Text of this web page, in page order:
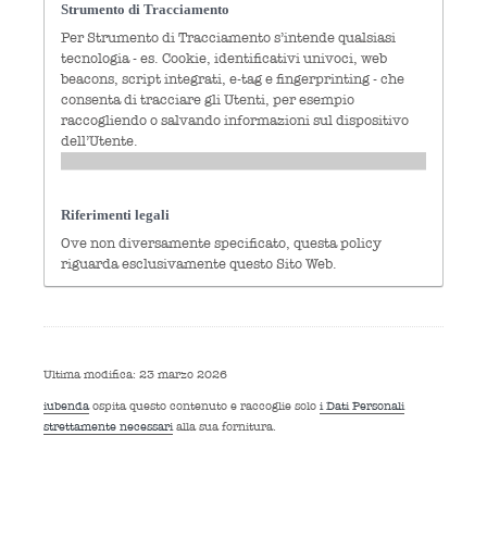
Strumento di Tracciamento
Per Strumento di Tracciamento s’intende qualsiasi
tecnologia - es. Cookie, identificativi univoci, web
beacons, script integrati, e-tag e fingerprinting - che
consenta di tracciare gli Utenti, per esempio
raccogliendo o salvando informazioni sul dispositivo
dell’Utente.
Riferimenti legali
Ove non diversamente specificato, questa policy
riguarda esclusivamente questo Sito Web.
Ultima modifica: 23 marzo 2026
iubendaospita questo contenuto e raccoglie solo i Dati Personali
strettamente necessarialla sua fornitura.